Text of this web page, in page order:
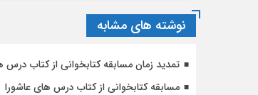
نوشته های مشابه
تمدید زمان مسابقه کتابخوانی از کتاب درس
مسابقه کتابخوانی از کتاب درس های عاشورا